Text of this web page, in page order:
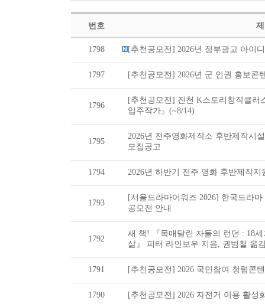
번호
1798 [추천공모전] 2026년 정부광고 아이
1797 [추천공모전] 2026년 군 인권 홍보콘
1796
[추천공모전] 진천 K스토리창작클러
입주작가』(~8/14)
1795
2026년 전주영화제작소 후반제작시
모집공고
1794 2026년 하반기 전주 영화 후반제작지
1793
[서울드라마어워즈 2026] 한국드라
공모전 안내
1792
새 책! 『목매달린 자들의 런던 : 18
삶』 피터 라인보우 지음, 권범철 옮
1791 [추천공모전] 2026 국민참여 청렴콘
1790 [추천공모전] 2026 자전거 이용 활성